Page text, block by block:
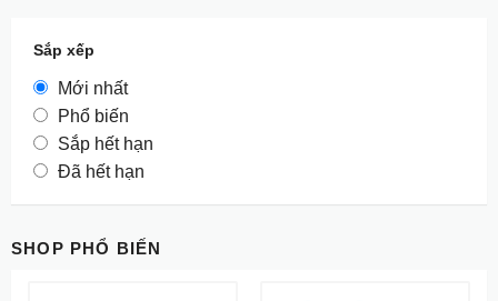
Sắp xếp
Mới nhất
Phổ biến
Sắp hết hạn
Đã hết hạn
SHOP PHỔ BIẾN